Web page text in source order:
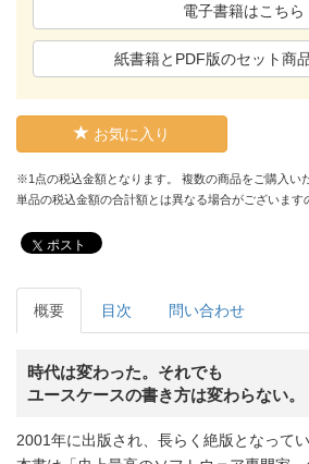
電子書籍はこちら
紙書籍とPDF版のセット商
お気に入り
※1点の税込金額となります。 複数の商品をご購入い
単品の税込金額の合計額とは異なる場合がございます
ポスト
概要 目次 問い合わせ
時代は変わった。それでも
ユースケースの書き方は変わらない。
2001年に出版され、長らく絶版となって